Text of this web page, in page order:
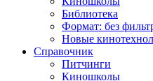
Библиотека
Формат: без
Новые
Справочник
Питчинги
Киношколы